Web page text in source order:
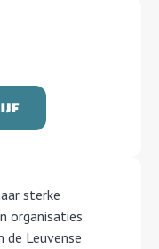
sterke
organisaties
de Leuvense